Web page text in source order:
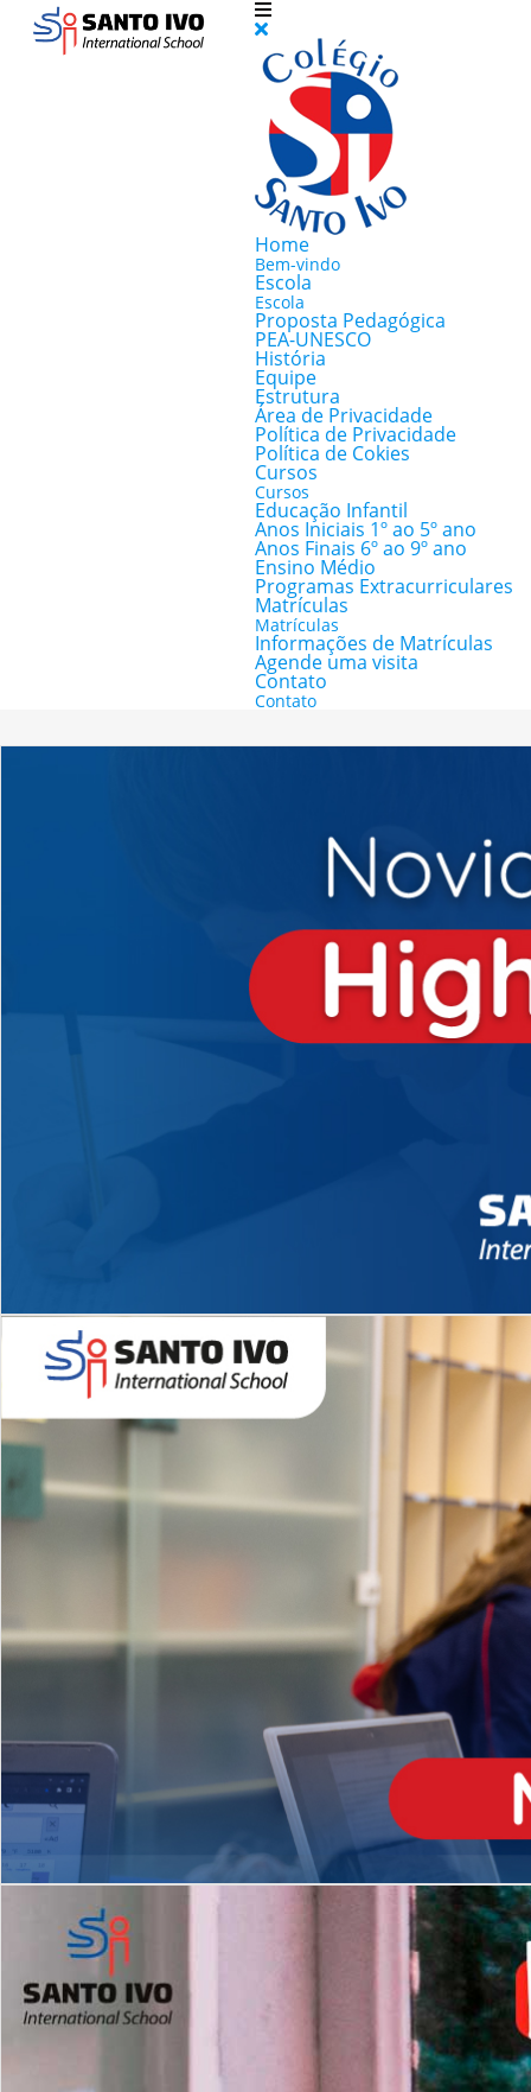
Home
Bem-vindo
Escola
Escola
Proposta Pedagógica
PEA-UNESCO
História
Equipe
Estrutura
Área de Privacidade
Política de Privacidade
Política de Cokies
Cursos
Cursos
Educação Infantil
Anos Iniciais 1º ao 5º ano
Anos Finais 6º ao 9º ano
Ensino Médio
Programas Extracurriculares
Matrículas
Matrículas
Informações de Matrículas
Agende uma visita
Contato
Contato
Novidades 2026 High School
Matrículas Abertas 2026
EDUCAÇÃO INFANTIL
Inglês todos os dias
MÉDIO
igh School
Dupla Diplomação
2º AO 5º ANO FUNDAMENTAL